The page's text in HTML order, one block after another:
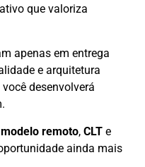
que valoriza
apenas em entrega
e arquitetura
desenvolverá
modelo remoto, CLT e
ainda mais